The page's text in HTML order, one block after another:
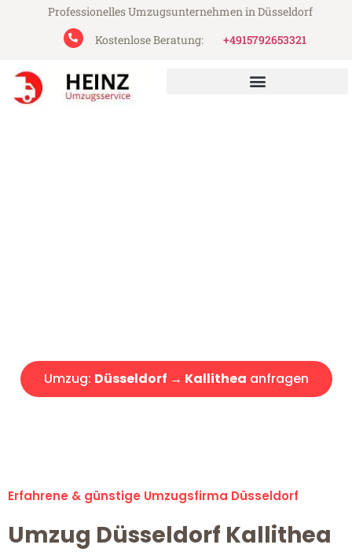
Professionelles Umzugsunternehmen in Düsseldorf
Kostenlose Beratung:
+4915792653321
Umzug: Düsseldorf → Kallithea anfragen
Erfahrene & günstige Umzugsfirma Düsseldorf
Umzug Düsseldorf Kallithea